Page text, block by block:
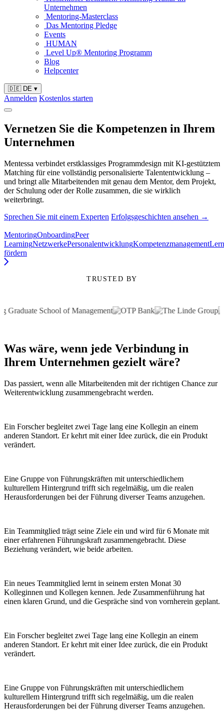
Unternehmen
Mentoring-Masterclass
Das Mentoring Pledge
Events
HUMAN
Level Up® Mentoring Programm
Blog
Helpcenter
🇩🇪 DE ▾
Anmelden Kostenlos starten
Vernetzen Sie die Kompetenzen in Ihrem
Unternehmen
Mentessa verbindet erstklassiges Programmdesign mit KI-gestütztem
Matching für eine vollständig personalisierte Talententwicklung –
und bringt alle Mitarbeitenden mit genau dem Mentor, dem Projekt,
der Schulung oder der Rolle zusammen, die sie wirklich
weiterbringt.
Sprechen Sie mit einem Experten Erfolgsgeschichten ansehen →
MentoringOnboardingPeer
LearningNetzwerkePersonalentwicklungKompetenzmanagement
fördern
TRUSTED BY
Was wäre, wenn jede Verbindung in
Ihrem Unternehmen gezielt wäre?
Das passiert, wenn alle Mitarbeitenden mit der richtigen Chance zur
Weiterentwicklung zusammengebracht werden.
Ein Forscher begleitet zwei Tage lang eine Kollegin an einem
anderen Standort. Er kehrt mit einer Idee zurück, die ein Produkt
verändert.
Eine Gruppe von Führungskräften mit unterschiedlichem
kulturellem Hintergrund trifft sich regelmäßig, um die realen
Herausforderungen bei der Führung diverser Teams anzugehen.
Ein Teammitglied trägt seine Ziele ein und wird für 6 Monate mit
einer erfahrenen Führungskraft zusammengebracht. Diese
Beziehung verändert, wie beide arbeiten.
Ein neues Teammitglied lernt in seinem ersten Monat 30
Kolleginnen und Kollegen kennen. Jede Zusammenführung hat
einen klaren Grund, und die Gespräche sind von vornherein geplant.
Ein Forscher begleitet zwei Tage lang eine Kollegin an einem
anderen Standort. Er kehrt mit einer Idee zurück, die ein Produkt
verändert.
Eine Gruppe von Führungskräften mit unterschiedlichem
kulturellem Hintergrund trifft sich regelmäßig, um die realen
Herausforderungen bei der Führung diverser Teams anzugehen.